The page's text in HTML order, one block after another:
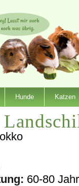
Hunde Katzen
60-80